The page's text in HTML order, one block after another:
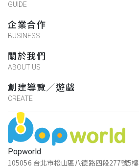
Popworld
105056 台北市松山區八德路四段277號5樓
GUIDE
企業合作
BUSINESS
關於我們
ABOUT US
創建導覽／遊戲
CREATE